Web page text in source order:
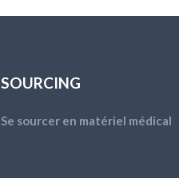
SOURCING
Se sourcer en matériel médical